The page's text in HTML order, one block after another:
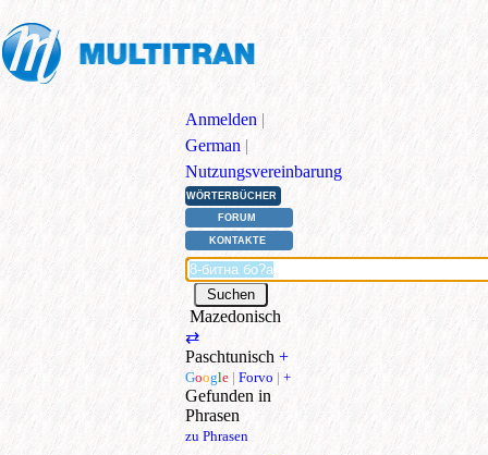
Anmelden |
German |
Nutzungsvereinbarung
WÖRTERBÜCHER
FORUM
KONTAKTE
Mazedonisch
⇄
Paschtunisch +
Google | Forvo | +
Gefunden in
Phrasen
zu Phrasen